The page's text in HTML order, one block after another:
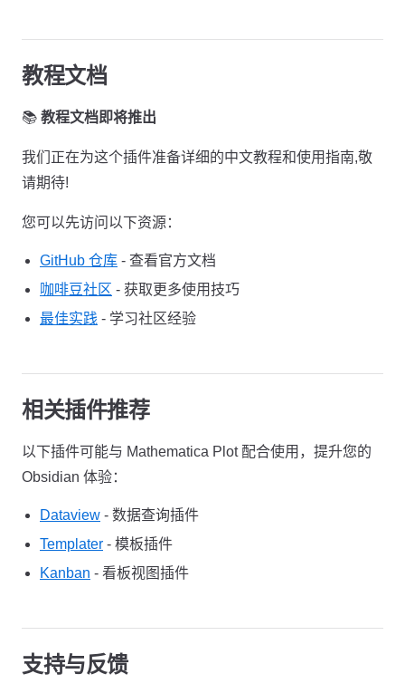
教程文档
📚 教程文档即将推出
我们正在为这个插件准备详细的中文教程和使用指南,敬
请期待!
您可以先访问以下资源：
GitHub 仓库 - 查看官方文档
咖啡豆社区 - 获取更多使用技巧
最佳实践 - 学习社区经验
相关插件推荐
以下插件可能与 Mathematica Plot 配合使用，提升您的
Obsidian 体验：
Dataview - 数据查询插件
Templater - 模板插件
Kanban - 看板视图插件
支持与反馈